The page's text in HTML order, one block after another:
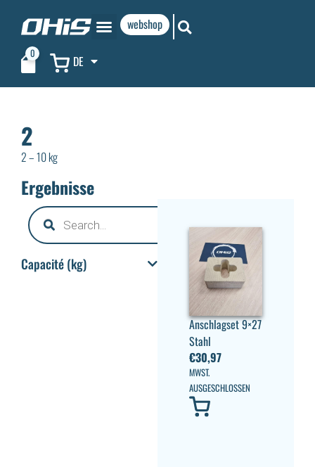
webshop
0 DE
2
2 – 10 kg
Ergebnisse
Capacité (kg)
Anschlagset 9×27
Stahl
€30,97
MWST.
AUSGESCHLOSSEN